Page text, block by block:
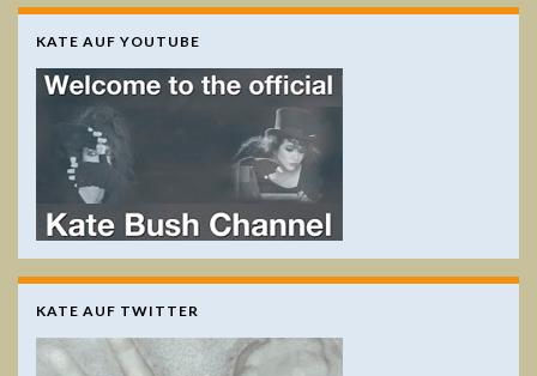
KATE AUF YOUTUBE
KATE AUF TWITTER